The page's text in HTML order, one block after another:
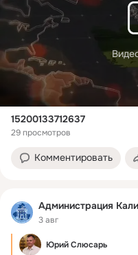
15200133712637
29 просмотров
Комментировать
Администрация
3 авг
Юрий Слюсарь